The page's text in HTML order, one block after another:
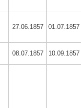
27.06.1857 01.07.1857
08.07.1857 10.09.1857